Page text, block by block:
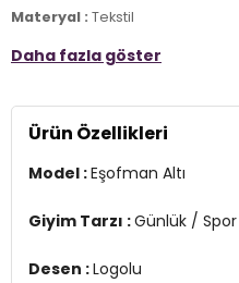
Materyal : Tekstil
Kapama Bilgisi :Bağlamalı
Kalıp Bilgisi :Regular Fit, Normal
Üretim Yeri :Türkiye
Daha fazla göster
Ürün Özellikleri
Model :Eşofman Altı
Giyim Tarzı :Günlük / Spor
Desen :Logolu